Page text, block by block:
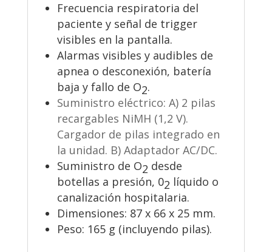
Frecuencia respiratoria del
paciente y señal de trigger
visibles en la pantalla.
Alarmas visibles y audibles de
apnea o desconexión, batería
baja y fallo de O2.
Suministro eléctrico: A) 2 pilas
recargables NiMH (1,2 V).
Cargador de pilas integrado en
la unidad. B) Adaptador AC/DC.
Suministro de O2 desde
botellas a presión, 02 líquido o
canalización hospitalaria.
Dimensiones: 87 x 66 x 25 mm.
Peso: 165 g (incluyendo pilas).